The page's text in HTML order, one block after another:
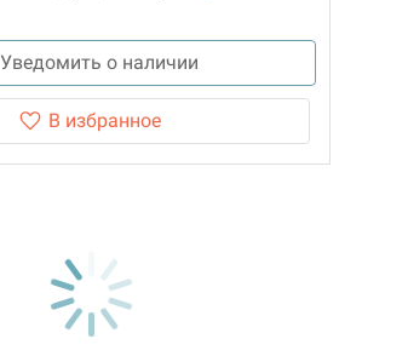
Уведомить о наличии
В избранное